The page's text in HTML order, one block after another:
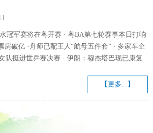
冠军赛将在粤开赛 · 粤BA第七轮赛事本日打响
房破亿 ·舟师已配王人“航母五件套” · 多家车企
队挺进世乒赛决赛 · 伊朗：穆杰塔巴现已康复
吸谈传染病监测情况，4月27日—5月3日全省
流感样病例占门急诊病例总额高于基线水平，众
作念好这几点｜...
【更多...】